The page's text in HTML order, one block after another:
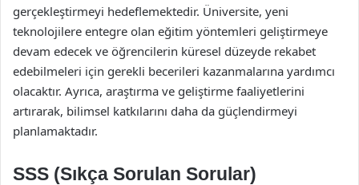
gerçekleştirmeyi hedeflemektedir. Üniversite, yeni
teknolojilere entegre olan eğitim yöntemleri geliştirmeye
devam edecek ve öğrencilerin küresel düzeyde rekabet
edebilmeleri için gerekli becerileri kazanmalarına yardımcı
olacaktır. Ayrıca, araştırma ve geliştirme faaliyetlerini
artırarak, bilimsel katkılarını daha da güçlendirmeyi
planlamaktadır.
SSS (Sıkça Sorulan Sorular)